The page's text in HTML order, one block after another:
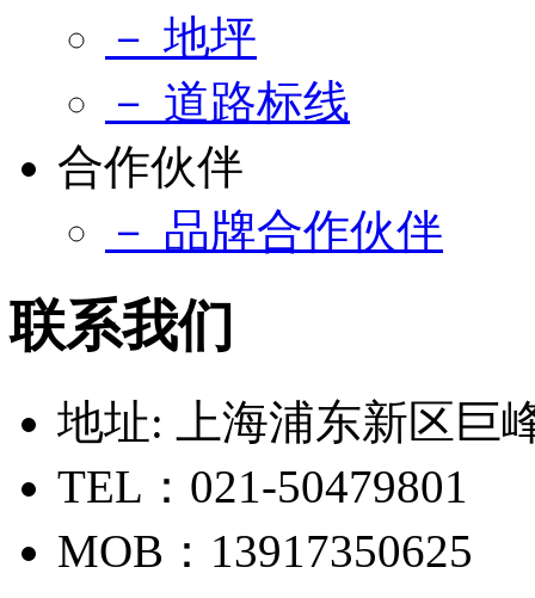
－ 地坪
－ 道路标线
合作伙伴
－ 品牌合作伙伴
联系我们
地址: 上海浦东新区巨
TEL：021-50479801
MOB：13917350625